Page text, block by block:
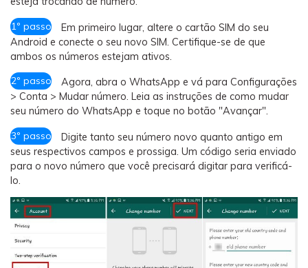
1º passo
Em primeiro lugar, altere o cartão SIM do seu
Android e conecte o seu novo SIM. Certifique-se de que
ambos os números estejam ativos.
2º passo
Agora, abra o WhatsApp e vá para Configurações
> Conta > Mudar número. Leia as instruções de como mudar
seu número do WhatsApp e toque no botão "Avançar".
3º passo
Digite tanto seu número novo quanto antigo em
seus respectivos campos e prossiga. Um código seria enviado
para o novo número que você precisará digitar para verificá-
lo.